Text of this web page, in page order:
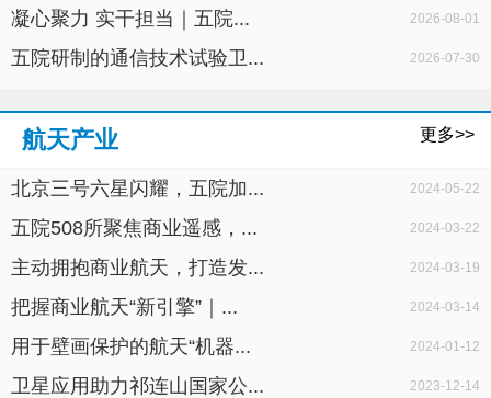
凝心聚力 实干担当｜五院... 2026-08-01
五院研制的通信技术试验卫... 2026-07-30
航天产业 更多>>
北京三号六星闪耀，五院加... 2024-05-22
五院508所聚焦商业遥感，... 2024-03-22
主动拥抱商业航天，打造发... 2024-03-19
把握商业航天“新引擎”｜... 2024-03-14
用于壁画保护的航天“机器... 2024-01-12
卫星应用助力祁连山国家公... 2023-12-14